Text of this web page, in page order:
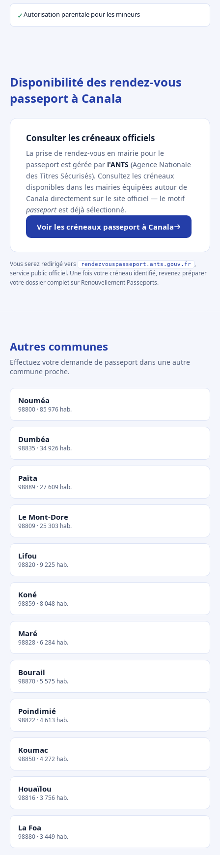
✓Autorisation parentale pour les mineurs
Disponibilité des rendez-vous
passeport à Canala
Consulter les créneaux officiels
La prise de rendez-vous en mairie pour le
passeport est gérée par l'ANTS (Agence Nationale
des Titres Sécurisés). Consultez les créneaux
disponibles dans les mairies équipées autour de
Canala directement sur le site officiel — le motif
passeport est déjà sélectionné.
Voir les créneaux passeport à Canala
Vous serez redirigé vers rendezvouspasseport.ants.gouv.fr
,
service public officiel. Une fois votre créneau identifié, revenez préparer
votre dossier complet sur Renouvellement Passeports.
Autres communes
Effectuez votre demande de passeport dans une autre
commune proche.
Nouméa
98800 · 85 976 hab.
Dumbéa
98835 · 34 926 hab.
Païta
98889 · 27 609 hab.
Le Mont-Dore
98809 · 25 303 hab.
Lifou
98820 · 9 225 hab.
Koné
98859 · 8 048 hab.
Maré
98828 · 6 284 hab.
Bourail
98870 · 5 575 hab.
Poindimié
98822 · 4 613 hab.
Koumac
98850 · 4 272 hab.
Houaïlou
98816 · 3 756 hab.
La Foa
98880 · 3 449 hab.